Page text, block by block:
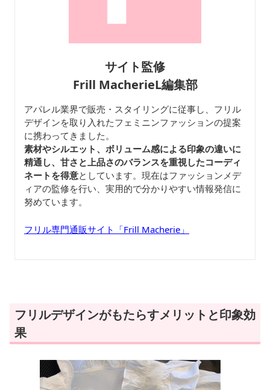
サイト監修
Frill MacherieL編集部
アパレル業界で販売・スタイリングに従事し、フリル
デザインを取り入れたフェミニンファッションの提案
に携わってきました。
素材やシルエット、ボリューム感による印象の違いに
精通し、甘さと上品さのバランスを重視したコーディ
ネートを得意としています。現在はファッションメデ
ィアの監修を行い、実用的で分かりやすい情報発信に
努めています。
フリル専門通販サイト「Frill Macherie」
フリルデザインがもたらすメリットと印象効
果